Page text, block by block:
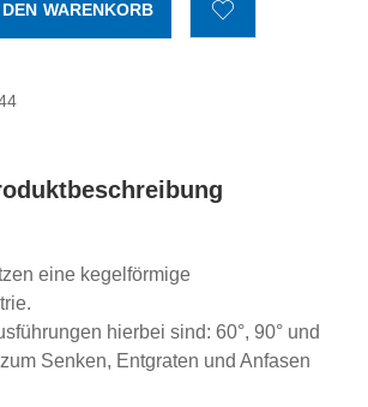
eine kegelförmige
hierbei sind: 60°, 90° und
Senken, Entgraten und Anfasen